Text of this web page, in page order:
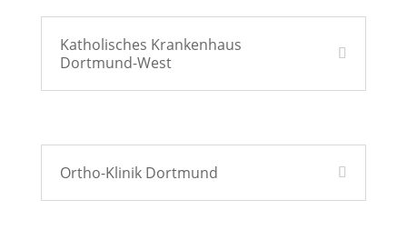
Katholisches Krankenhaus
Dortmund-West
Ortho-Klinik Dortmund